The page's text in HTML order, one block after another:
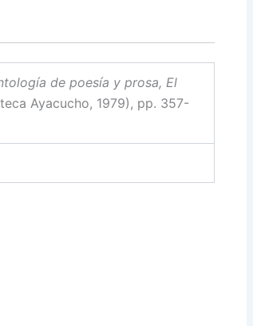
de poesía y prosa, El
Ayacucho, 1979), pp. 357-